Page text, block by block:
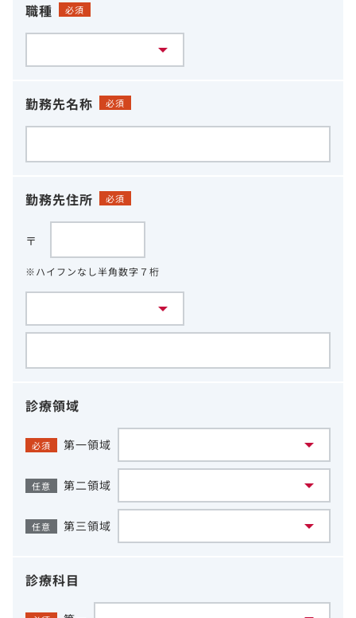
職種 必須
勤務先名称 必須
勤務先住所 必須
〒
※ハイフンなし半角数字７桁
診療領域
必須 第一領域
任意 第二領域
任意 第三領域
診療科目